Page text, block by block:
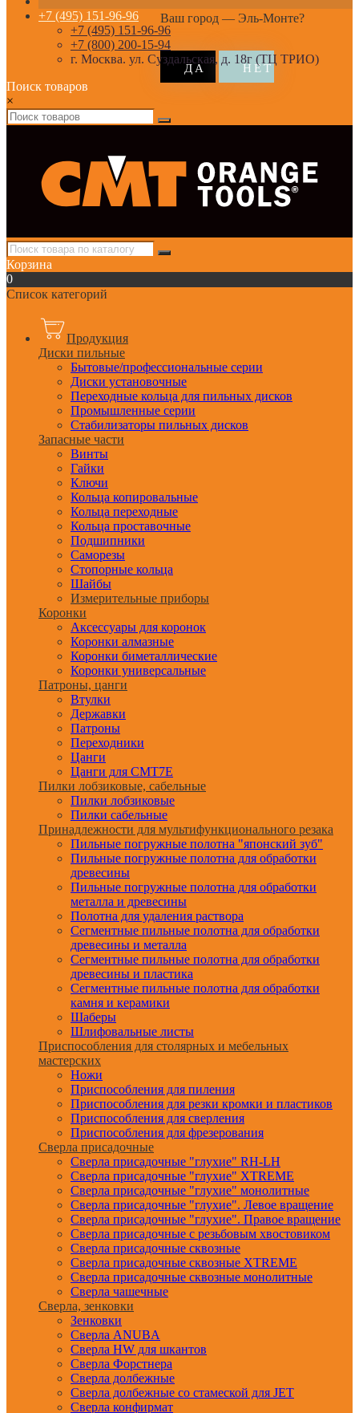
Ваш город — Эль-Монте?
+7 (495) 151-96-96
+7 (495) 151-96-96
+7 (800) 200-15-94
г. Москва. ул. Суздальская, д. 18г (ТЦ ТРИО)
Поиск товаров
×
Корзина
0
Список категорий
Продукция
Диски пильные
Бытовые/профессиональные серии
Диски установочные
Переходные кольца для пильных дисков
Промышленные серии
Стабилизаторы пильных дисков
Запасные части
Винты
Гайки
Ключи
Кольца копировальные
Кольца переходные
Кольца проставочные
Подшипники
Саморезы
Стопорные кольца
Шайбы
Измерительные приборы
Коронки
Аксессуары для коронок
Коронки алмазные
Коронки биметаллические
Коронки универсальные
Патроны, цанги
Втулки
Державки
Патроны
Переходники
Цанги
Цанги для CMT7E
Пилки лобзиковые, сабельные
Пилки лобзиковые
Пилки сабельные
Принадлежности для мультифункционального резака
Пильные погружные полотна "японский зуб"
Пильные погружные полотна для обработки
древесины
Пильные погружные полотна для обработки
металла и древесины
Полотна для удаления раствора
Сегментные пильные полотна для обработки
древесины и металла
Сегментные пильные полотна для обработки
древесины и пластика
Сегментные пильные полотна для обработки
камня и керамики
Шаберы
Шлифовальные листы
Приспособления для столярных и мебельных
мастерских
Ножи
Приспособления для пиления
Приспособления для резки кромки и пластиков
Приспособления для сверления
Приспособления для фрезерования
Сверла присадочные
Сверла присадочные "глухие" RH-LH
Сверла присадочные "глухие" XTREME
Сверла присадочные "глухие" монолитные
Сверла присадочные "глухие". Левое вращение
Сверла присадочные "глухие". Правое вращение
Сверла присадочные с резьбовым хвостовиком
Сверла присадочные сквозные
Сверла присадочные сквозные XTREME
Сверла присадочные сквозные монолитные
Сверла чашечные
Сверла, зенковки
Зенковки
Сверла ANUBA
Сверла HW для шкантов
Сверла Форстнера
Сверла долбежные
Сверла долбежные со стамеской для JET
Сверла конфирмат